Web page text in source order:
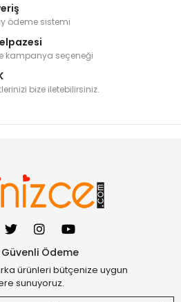
ödeme sistemi
kampanya seçeneği
bize iletebilirsiniz.
Güvenli Ödeme
ürünleri bütçenize uygun
sunuyoruz.